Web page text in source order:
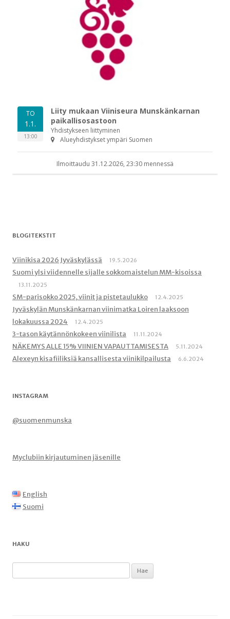
BLOGITEKSTIT
Viinikisa 2026 Jyväskylässä 19.5.2026
Suomi ylsi viidennelle sijalle sokkomaistelun MM-kisoissa
13.11.2025
SM-parisokko 2025, viinit ja pistetaulukko 12.4.2025
Jyväskylän Munskänkarnan viinimatka Loiren laaksoon
lokakuussa 2024
12.4.2025
3-tason käytännönkokeen viinilista 11.11.2024
NÄKEMYS ALLE 15% VIINIEN VAPAUTTAMISESTA 5.11.2024
Alexeyn kisafiiliksiä kansallisesta viinikilpailusta 6.6.2024
INSTAGRAM
@suomenmunska
Myclubiin kirjautuminen jäsenille
English
Suomi
HAKU